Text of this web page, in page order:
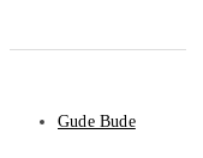
Gude Bude